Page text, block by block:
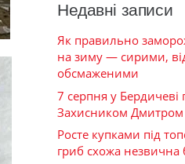
Недавні записи
Як правильно
на зиму — сирими,
обсмаженими
7 серпня у Бердичеві
Захисником
Росте купками під
гриб схожа незвична